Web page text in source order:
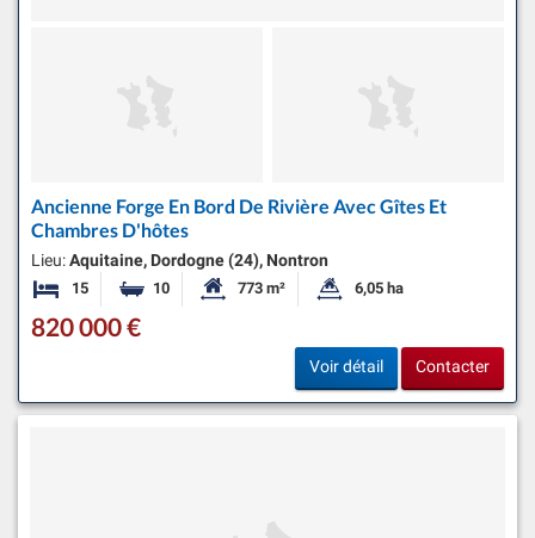
Ancienne Forge En Bord De Rivière Avec Gîtes Et
Chambres D'hôtes
Lieu:Aquitaine, Dordogne (24), Nontron
15 Chambres10 Salles de bainsSurface habitable:
773 m² Superficie du terrain:
6,05 ha
820 000 €
Voir détail Contacter